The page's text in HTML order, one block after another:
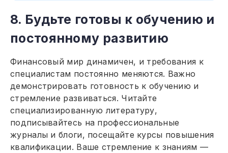
8. Будьте готовы к обучению и
постоянному развитию
Финансовый мир динамичен, и требования к
специалистам постоянно меняются. Важно
демонстрировать готовность к обучению и
стремление развиваться. Читайте
специализированную литературу,
подписывайтесь на профессиональные
журналы и блоги, посещайте курсы повышения
квалификации. Ваше стремление к знаниям —